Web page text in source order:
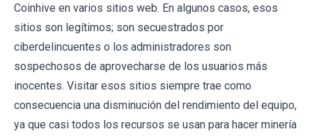
Coinhive en varios sitios web. En algunos casos, esos
sitios son legítimos; son secuestrados por
ciberdelincuentes o los administradores son
sospechosos de aprovecharse de los usuarios más
inocentes. Visitar esos sitios siempre trae como
consecuencia una disminución del rendimiento del equipo,
ya que casi todos los recursos se usan para hacer minería